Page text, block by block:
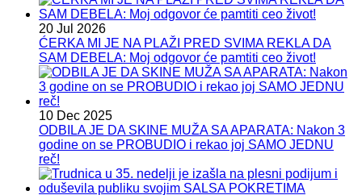
20 Jul 2026
ĆERKA MI JE NA PLAŽI PRED SVIMA REKLA DA
SAM DEBELA: Moj odgovor će pamtiti ceo život!
10 Dec 2025
ODBILA JE DA SKINE MUŽA SA APARATA: Nakon 3
godine on se PROBUDIO i rekao joj SAMO JEDNU
reč!